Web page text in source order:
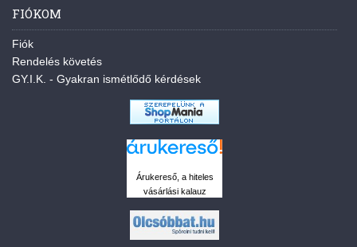
FIÓKOM
Fiók
Rendelés követés
GY.I.K. - Gyakran ismétlődő kérdések
Árukereső, a hiteles
vásárlási kalauz